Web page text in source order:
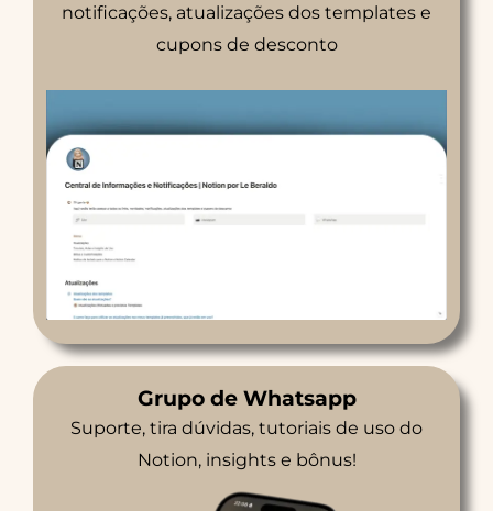
notificações, atualizações dos templates e
cupons de desconto
Grupo de Whatsapp
Suporte, tira dúvidas, tutoriais de uso do
Notion, insights e bônus!